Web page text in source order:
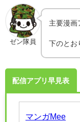
ゼン隊員
主要漫画
下のとお
配信アプリ早見表
マンガMee